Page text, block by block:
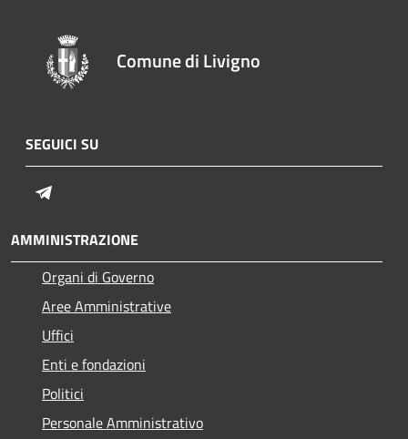
Comune di Livigno
SEGUICI SU
AMMINISTRAZIONE
Organi di Governo
Aree Amministrative
Uffici
Enti e fondazioni
Politici
Personale Amministrativo